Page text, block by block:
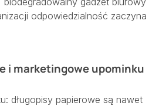
odpowiedzialność zaczyna
i marketingowe upominku
długopisy papierowe są nawet